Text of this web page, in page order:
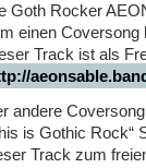
Goth Rocker
einen Coversong
Track ist als
andere
is Gothic Rock“
Track zum